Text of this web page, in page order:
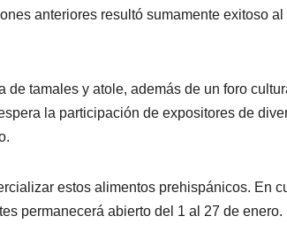
anteriores resultó sumamente exitoso al
de tamales y atole, además de un foro
la participación de expositores de
estos alimentos prehispánicos. En
permanecerá abierto del 1 al 27 de enero.